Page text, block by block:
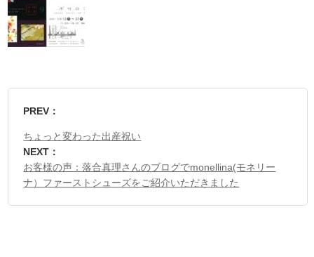
PREV：
ちょっと変わった出産祝い
NEXT：
お客様の声：落合真理さんのブログでmonellina(モネリー
ナ）ファーストシューズをご紹介いただきました